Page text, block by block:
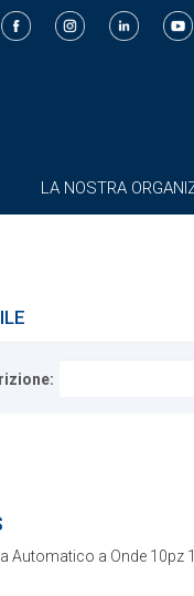
LA NOSTRA
Automatico a Onde 10pz